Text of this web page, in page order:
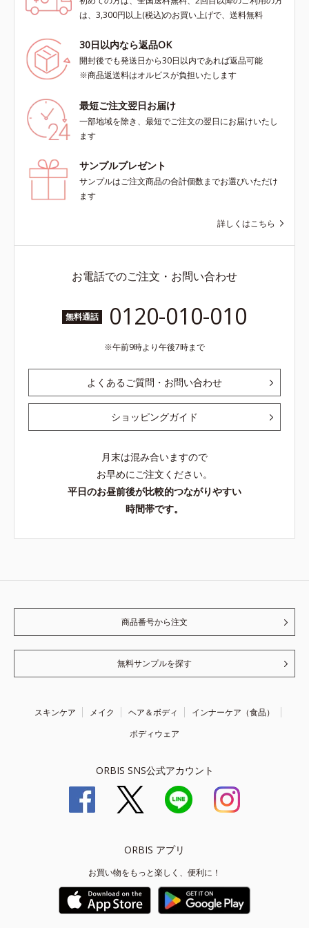
は、3,300円以上(税込)のお買い上げで、送料無料
30日以内なら返品OK
開封後でも発送日から30日以内であれば返品可能
※商品返送料はオルビスが負担いたします
最短ご注文翌日お届け
一部地域を除き、最短でご注文の翌日にお届けいたし
ます
サンプルプレゼント
サンプルはご注文商品の合計個数までお選びいただけ
ます
詳しくはこちら
お電話でのご注文・お問い合わせ
無料通話 0120-010-010
午前9時より午後7時まで
よくあるご質問・お問い合わせ
ショッピングガイド
月末は混み合いますので
お早めにご注文ください。
平日のお昼前後が比較的つながりやすい
時間帯です。
商品番号から注文
無料サンプルを探す
スキンケア メイク ヘア＆ボディ
インナーケア（食品）
ボディウェア
ORBIS SNS公式アカウント
ORBIS アプリ
お買い物をもっと楽しく、便利に！